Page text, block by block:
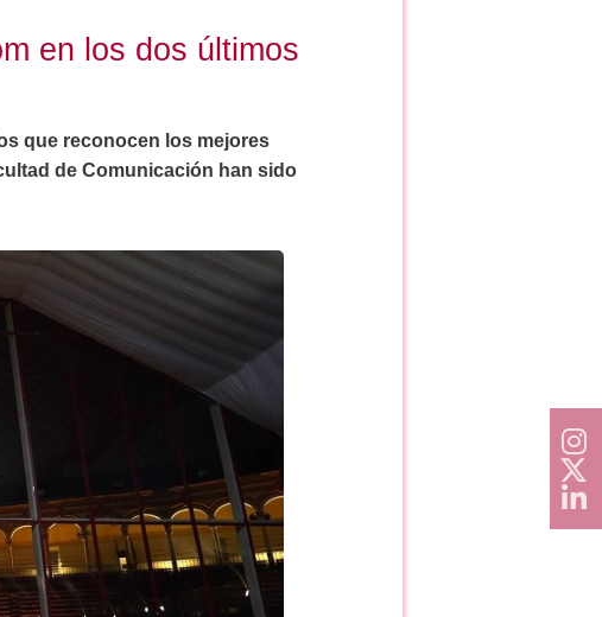
en los dos últimos
que reconocen los mejores
de Comunicación han sido